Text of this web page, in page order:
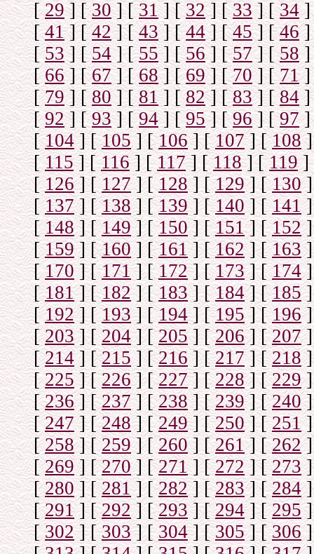
[29] [30] [31] [32] [33] [34]
[41] [42] [43] [44] [45] [46]
[53] [54] [55] [56] [57] [58]
[66] [67] [68] [69] [70] [71]
[79] [80] [81] [82] [83] [84]
[92] [93] [94] [95] [96] [97]
[104] [105] [106] [107] [108]
[ 115] [116] [117] [118] [119]
[126] [127] [128] [129] [130]
[137] [138] [139] [140] [ 141]
[148] [149] [150] [151] [152]
[159] [160] [161] [162] [163]
[170] [171] [172] [173] [174]
[181] [182] [183] [184] [185]
[192] [193] [194] [195] [ 196]
[203] [204] [205] [206] [207]
[214] [215] [216] [217] [218]
[225] [226] [227] [228] [229]
[236] [237] [238] [239] [240]
[247] [248] [249] [250] [251]
[258] [259] [ 260] [261] [262]
[269] [270] [271] [272] [273]
[280] [281] [282] [283] [284]
[291] [292] [293] [294] [295]
[302] [303] [304] [305] [306]